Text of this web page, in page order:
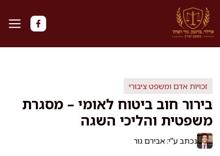
לדלג
לתוכן
זכויות אדם ומשפט ציבורי
בירור חוב ביטוח לאומי – מסגרת
משפטית והליכי השגה
נכתב ע"י: אבירם גור